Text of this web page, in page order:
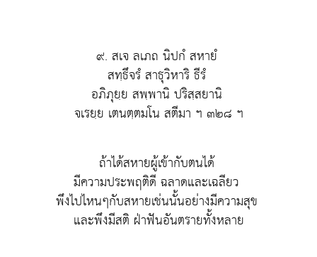
๙. สเจ ลเภถ นิปกํ สหายํ
สทฺธึจรํ สาธุวิหาริ ธีรํ
อภิภุยฺย สพฺพานิ ปริสฺสยานิ
จเรยฺย เตนตฺตมโน สตีมา ฯ ๓๒๘ ฯ
ถ้าได้สหายผู้เข้ากับตนได้
มีความประพฤติดี ฉลาดและเฉลียว
พึงไปไหนๆกับสหายเช่นนั้นอย่างมีความสุข
และพึงมีสติ ฝ่าฟันอันตรายทั้งหลาย